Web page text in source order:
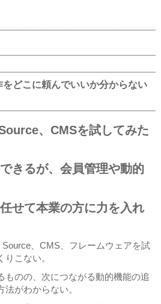
どこに頼んでいいか分からない
、CMSを試してみた
きるが、会員管理や動的
せて本業の方に力を入れ
、CMS、フレームウェアを試
りこない。
ものの、次につながる動的機能の追
がわからない。